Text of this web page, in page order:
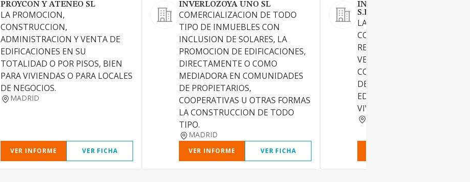
PROYCON Y ATENEO SL
LA PROMOCION,
CONSTRUCCION,
ADMINISTRACION Y VENTA DE
EDIFICACIONES EN SU
TOTALIDAD O POR PISOS, BIEN
PARA VIVIENDAS O PARA LOCALES
DE NEGOCIOS.
MADRID
VER INFORME VER FICHA
INVERLOZOYA UNO SL
COMERCIALIZACION DE TODO
TIPO DE INMUEBLES CON
INCLUSION DE SOLARES, LA
PROMOCION DE EDIFICACIONES,
DIRECTAMENTE O COMO
MEDIADORA EN COMUNIDADES
DE PROPIETARIOS,
COOPERATIVAS U OTRAS FORMAS
LA CONSTRUCCION DE TODO
TIPO.
MADRID
VER INFORME VER FICHA
INVERSIONES FERRER DEL
S.L.
LA PROMOCION,
CONSTRUCCION,
REHABILITACION,
VENTA, ARRENDAMIENTO,
CONSERVACION Y
DE TODA CLASE DE
EDIFICACIONES
VIVIENDAS, Y OTROS